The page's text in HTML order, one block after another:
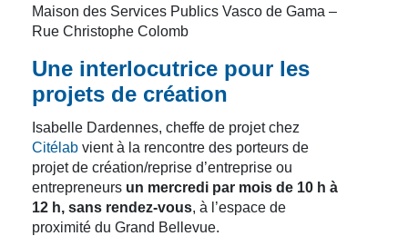
Maison des Services Publics Vasco de Gama –
Rue Christophe Colomb
Une interlocutrice pour les
projets de création
Isabelle Dardennes, cheffe de projet chez
Citélab vient à la rencontre des porteurs de
projet de création/reprise d’entreprise ou
entrepreneurs un mercredi par mois de 10 h à
12 h, sans rendez-vous, à l’espace de
proximité du Grand Bellevue.